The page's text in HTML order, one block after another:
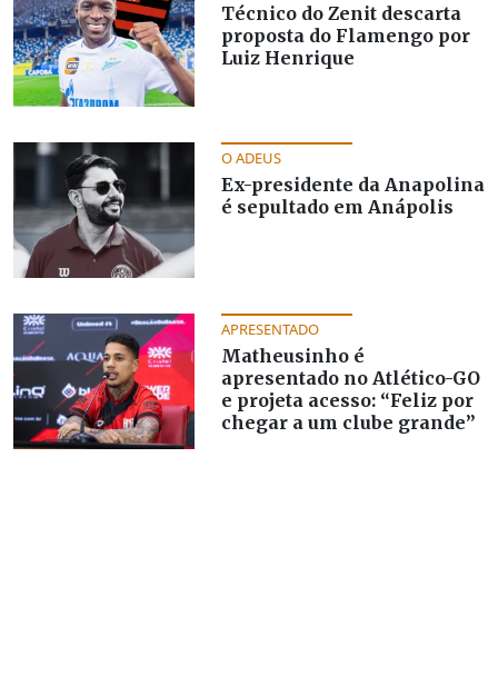
Técnico do Zenit descarta
proposta do Flamengo por
Luiz Henrique
O ADEUS
Ex-presidente da Anapolina
é sepultado em Anápolis
APRESENTADO
Matheusinho é
apresentado no Atlético-GO
e projeta acesso: “Feliz por
chegar a um clube grande”